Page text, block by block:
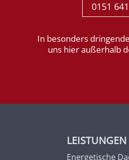
0151
In besonders
uns hier außerhalb
LEISTUNGEN
Energetische